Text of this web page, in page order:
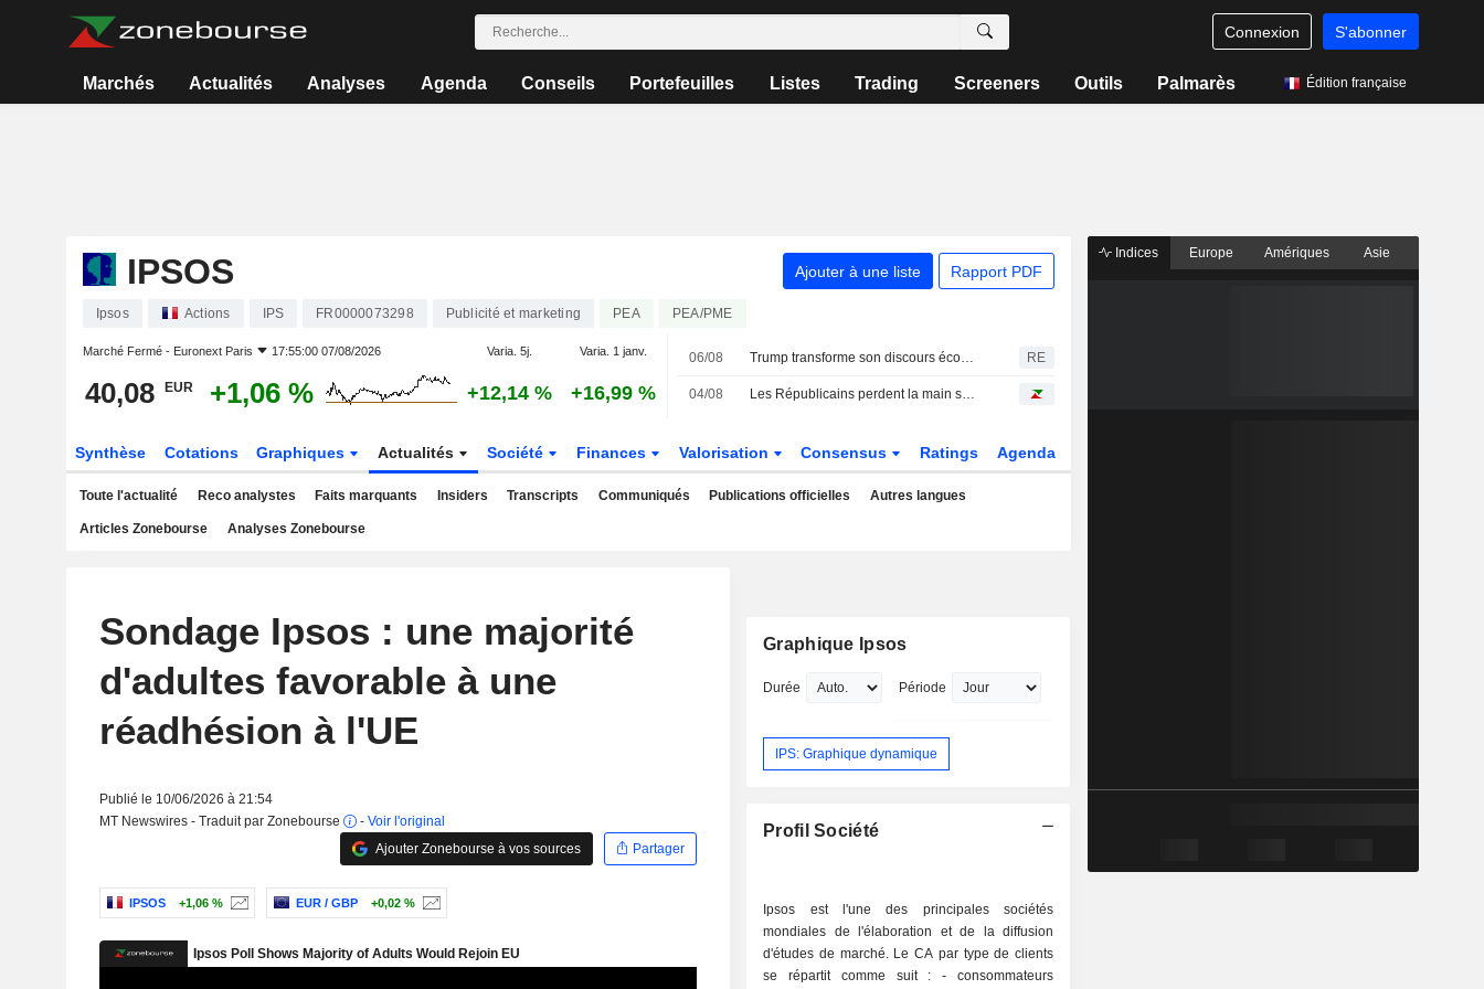
Connexion S'abonner
Marchés Actualités Analyses Agenda Conseils Portefeuilles Listes Trading Screeners Outils Palmarès Édition française
IPSOS Ajouter à une liste Rapport PDF
Ipsos Actions IPS FR0000073298 Publicité et marketing PEA PEA/PME
Marché Fermé - Euronext Paris 17:55:00 07/08/2026 Varia. 5j. Varia. 1 janv.
40,08 EUR +1,06 % +12,14 % +16,99 %
06/08 Trump transforme son discours économique en offensive contre les démocrates après les résultats du Michigan RE
04/08 Les Républicains perdent la main sur l'économie
Synthèse Cotations Graphiques Actualités Société Finances Valorisation Consensus Ratings Agenda
Toute l'actualité Reco analystes Faits marquants Insiders Transcripts Communiqués Publications officielles Autres langues
Articles Zonebourse Analyses Zonebourse
Sondage Ipsos : une majorité
d'adultes favorable à une
réadhésion à l'UE
Publié le 10/06/2026 à 21:54
MT Newswires - Traduit par Zonebourse
- Voir l'original
Ajouter Zonebourse à vos sources
Partager
IPSOS +1,06 % EUR / GBP +0,02 %
Graphique Ipsos
Durée Période
IPS: Graphique dynamique
Profil Société
Ipsos est l'une des principales sociétés
mondiales de l'élaboration et de la diffusion
d'études de marché. Le CA par type de clients
se répartit comme suit : - consommateurs
Indices Europe Amériques Asie